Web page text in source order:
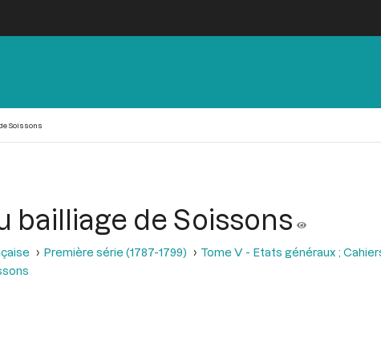
Soissons
bailliage de Soissons
Première série (1787-1799)
Tome V - Etats généraux ;